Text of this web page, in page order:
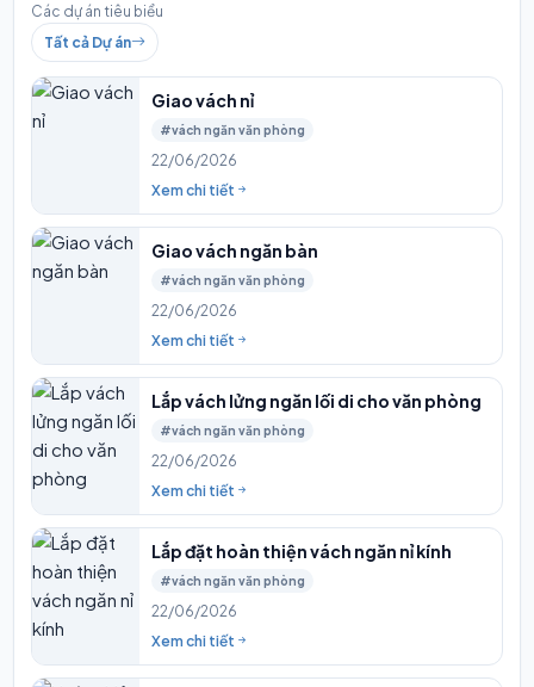
Các dự án tiêu biểu
Tất cả Dự án
Giao vách nỉ
#vách ngăn văn phòng
22/06/2026
Xem chi tiết
Giao vách ngăn bàn
#vách ngăn văn phòng
22/06/2026
Xem chi tiết
Lắp vách lửng ngăn lối di cho văn phòng
#vách ngăn văn phòng
22/06/2026
Xem chi tiết
Lắp đặt hoàn thiện vách ngăn nỉ kính
#vách ngăn văn phòng
22/06/2026
Xem chi tiết